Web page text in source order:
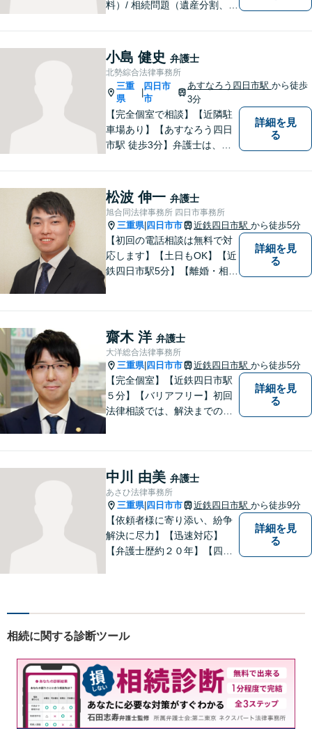
料）/ 相続問題（遺産分割、遺
さい。
小島 健史 弁護士
北勢綜合法律事務所
三重
県
四日市
市
あすなろう四日市駅 から徒歩
3分
【完全個室で相談】【近隣駐
車場あり】【あすなろう四日
市駅 徒歩3分】弁護士は、依
わからないことがあれば、何
でも聞いてください。 問題解
決に向かって一緒に頑張りま
しょう。
詳細を見
る
松波 伸一 弁護士
旭合同法律事務所 四日市事務所
三重県| 四日市市 近鉄四日市駅 から徒歩5分
【初回の電話相談は無料で対
応します】【土日もOK】【近
鉄四日市駅5分】【離婚・相続
刑事事件全般】双方ともに納
得する解決を目指します【交
通事故】示談金の増額に向け
尽力
詳細を見
る
齋木 洋 弁護士
大洋総合法律事務所
三重県| 四日市市 近鉄四日市駅 から徒歩5分
【完全個室】【近鉄四日市駅
５分】【バリアフリー】初回
法律相談では、解決までの流
企業法務・顧問弁護士
詳細を見
る
中川 由美 弁護士
あさひ法律事務所
三重県| 四日市市 近鉄四日市駅 から徒歩9分
【依頼者様に寄り添い、紛争
解決に尽力】【迅速対応】
【弁護士歴約２０年】【四日
詳細を見
る
相続に関する診断ツール